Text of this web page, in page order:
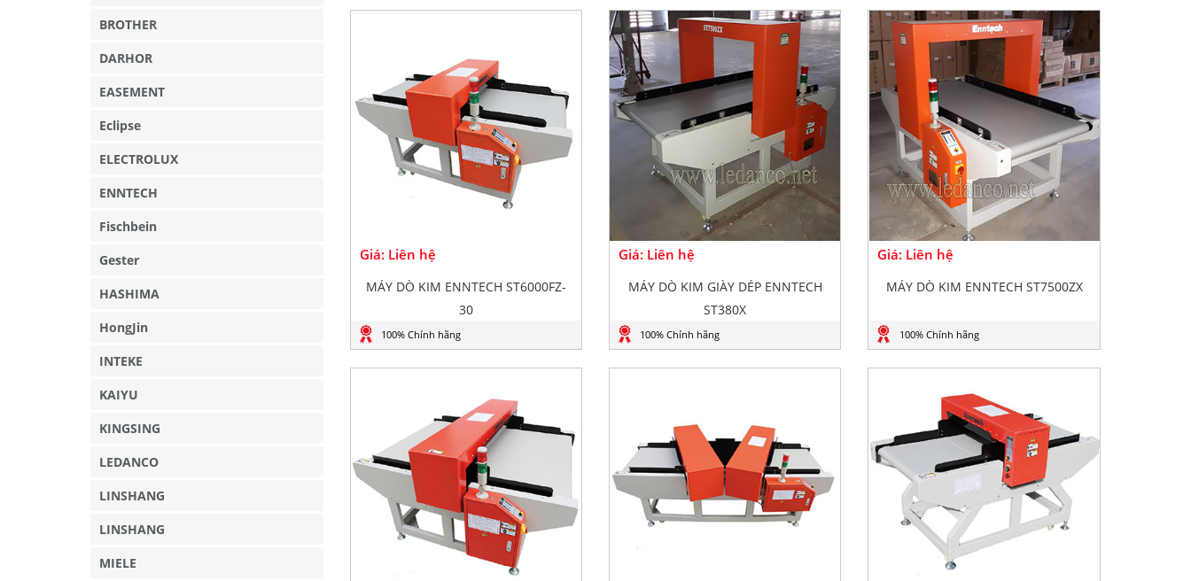
Giá: Liên hệ
MÁY DÒ KIM ENNTECH ST6000FZ-
30
100% Chính hãng
Giá: Liên hệ
MÁY DÒ KIM GIÀY DÉP ENNTECH
ST380X
100% Chính hãng
Giá: Liên hệ
MÁY DÒ KIM ENNTECH ST7500ZX
100% Chính hãng
BROTHER
DARHOR
EASEMENT
Eclipse
ELECTROLUX
ENNTECH
Fischbein
Gester
HASHIMA
HongJin
INTEKE
KAIYU
KINGSING
LEDANCO
LINSHANG
LINSHANG
MIELE